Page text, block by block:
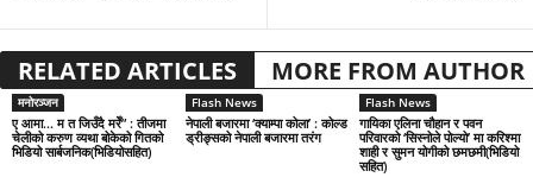
RELATED ARTICLES MORE FROM AUTHOR
मनोरञ्जन
ए आमा… म त जिउँदै मरेँ” : तीजमा
चेलीको करुण व्यथा बोकेको गितको
भिडियो सार्बजनिक(भिडियोसहित)
Flash News
नेपाली बजारमा ‘क्याम्पा कोला’ : कोल्ड
ड्रीङ्सको नेपाली बजारमा तरंग
Flash News
गायिका एलिना चौहान र पवन
परिवारको ‘सिस्नोले पोल्यो’ मा करिश्मा
शाही र सुमन योगीको छमछमी(भिडियो
सहित)